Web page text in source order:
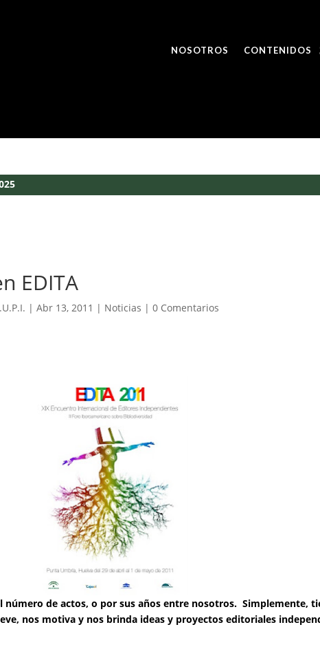
NOSOTROS CONTENIDOS
EDITA
|Abr 13, 2011 | Noticias |0 Comentarios
número de actos, o por sus años entre nosotros. Simplemente,
nos motiva y nos brinda ideas y proyectos editoriales